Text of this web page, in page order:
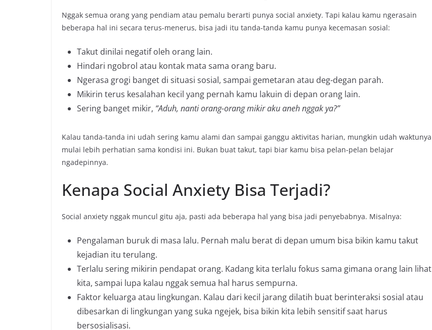
Nggak semua orang yang pendiam atau pemalu berarti punya social anxiety. Tapi kalau kamu ngerasain
beberapa hal ini secara terus-menerus, bisa jadi itu tanda-tanda kamu punya kecemasan sosial:
Takut dinilai negatif oleh orang lain.
Hindari ngobrol atau kontak mata sama orang baru.
Ngerasa grogi banget di situasi sosial, sampai gemetaran atau deg-degan parah.
Mikirin terus kesalahan kecil yang pernah kamu lakuin di depan orang lain.
Sering banget mikir, “Aduh, nanti orang-orang mikir aku aneh nggak ya?”
Kalau tanda-tanda ini udah sering kamu alami dan sampai ganggu aktivitas harian, mungkin udah waktunya
mulai lebih perhatian sama kondisi ini. Bukan buat takut, tapi biar kamu bisa pelan-pelan belajar
ngadepinnya.
Kenapa Social Anxiety Bisa Terjadi?
Social anxiety nggak muncul gitu aja, pasti ada beberapa hal yang bisa jadi penyebabnya. Misalnya:
Pengalaman buruk di masa lalu. Pernah malu berat di depan umum bisa bikin kamu takut
kejadian itu terulang.
Terlalu sering mikirin pendapat orang. Kadang kita terlalu fokus sama gimana orang lain lihat
kita, sampai lupa kalau nggak semua hal harus sempurna.
Faktor keluarga atau lingkungan. Kalau dari kecil jarang dilatih buat berinteraksi sosial atau
dibesarkan di lingkungan yang suka ngejek, bisa bikin kita lebih sensitif saat harus
bersosialisasi.